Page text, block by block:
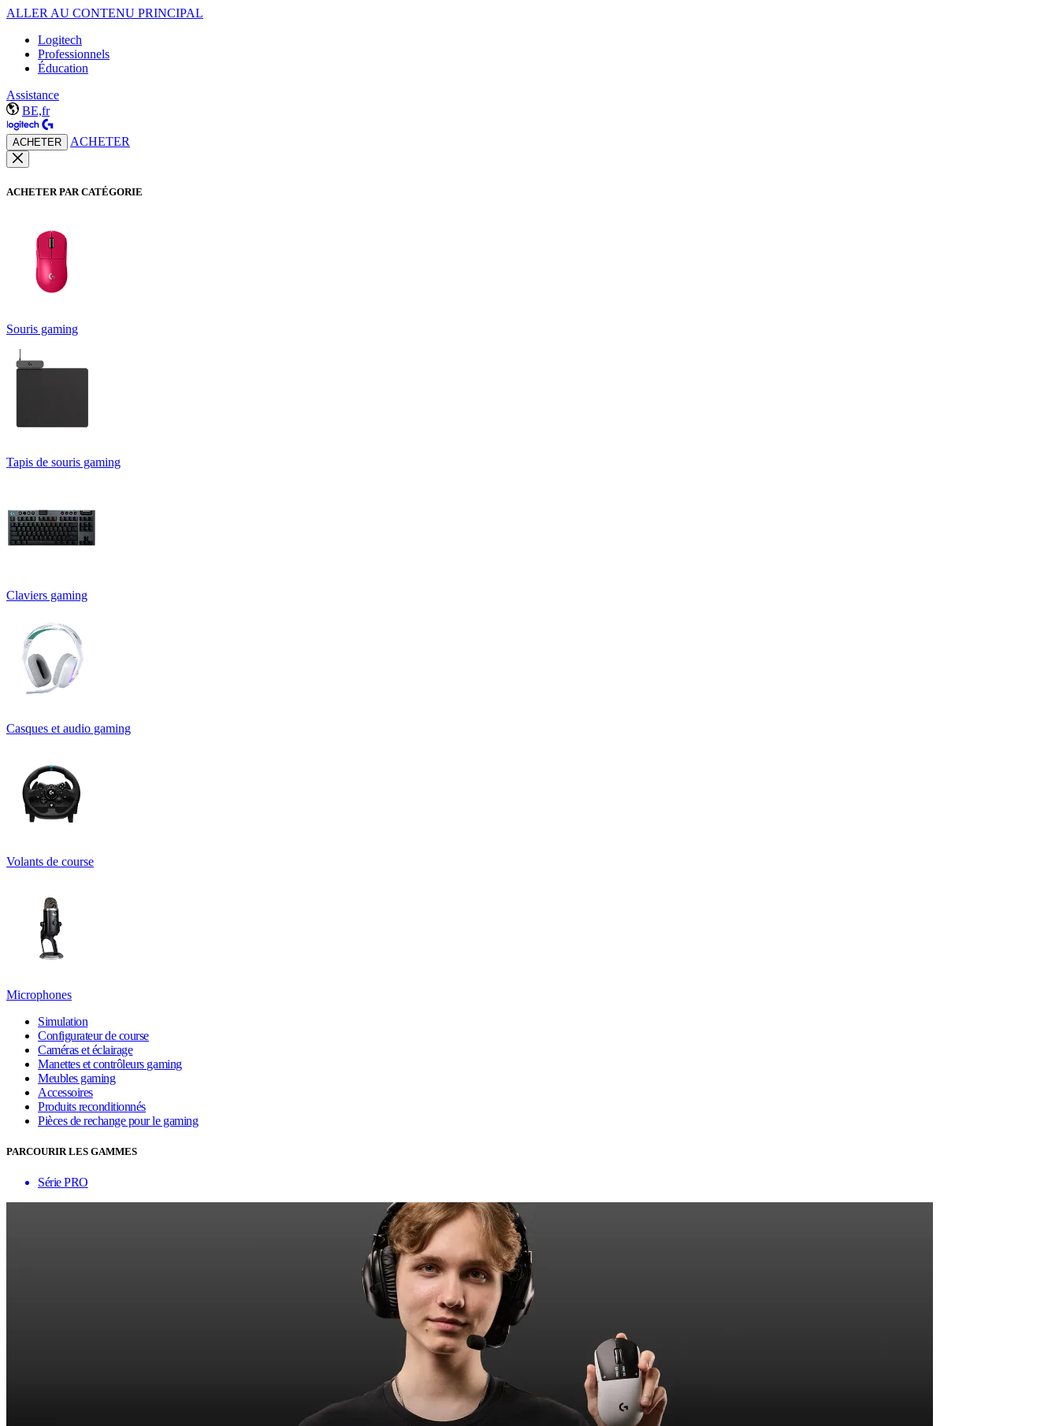
ALLER AU CONTENU PRINCIPAL
Logitech
Professionnels
Éducation
Assistance
BE,fr
ACHETER ACHETER
ACHETER PAR CATÉGORIE
Souris gaming
Tapis de souris gaming
Claviers gaming
Casques et audio gaming
Volants de course
Microphones
Simulation
Configurateur de course
Caméras et éclairage
Manettes et contrôleurs gaming
Meubles gaming
Accessoires
Produits reconditionnés
Pièces de rechange pour le gaming
PARCOURIR LES GAMMES
Série PRO